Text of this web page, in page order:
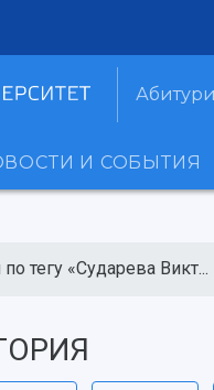
И СОБЫТИЯ
тегу «Сударева Викт...